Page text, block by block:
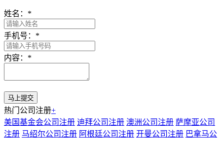
姓名： *
手机号： *
内容： *
热门公司注册+
美国基金会公司注册 迪拜公司注册 澳洲公司注册 萨摩亚公司
注册 马绍尔公司注册 阿根廷公司注册 开曼公司注册 巴拿马公